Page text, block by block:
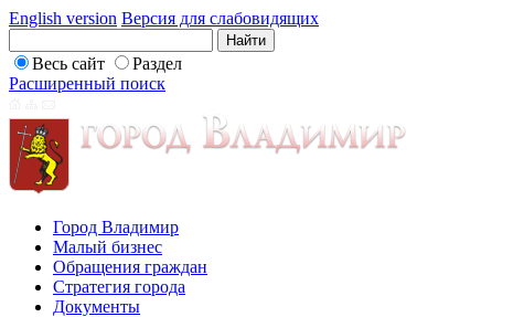
English version Версия для слабовидящих
Весь сайт
Раздел
Расширенный поиск
Город Владимир
Малый бизнес
Обращения граждан
Стратегия города
Документы